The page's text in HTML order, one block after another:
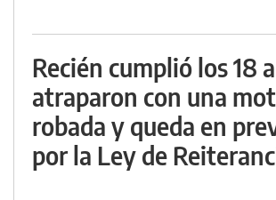
Recién cumplió los 18
atraparon con una
robada y queda en
por la Ley de